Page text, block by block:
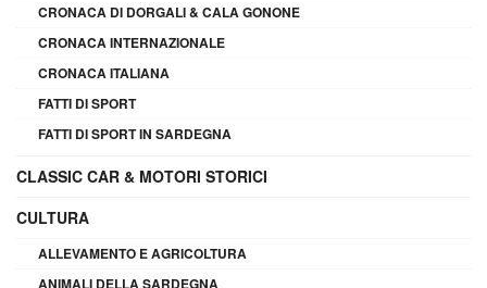
CRONACA DI DORGALI & CALA GONONE
CRONACA INTERNAZIONALE
CRONACA ITALIANA
FATTI DI SPORT
FATTI DI SPORT IN SARDEGNA
CLASSIC CAR & MOTORI STORICI
CULTURA
ALLEVAMENTO E AGRICOLTURA
ANIMALI DELLA SARDEGNA